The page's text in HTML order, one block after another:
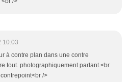
10:03
à contre plan dans une contre
tout. photographiquement parlant.<br
/>